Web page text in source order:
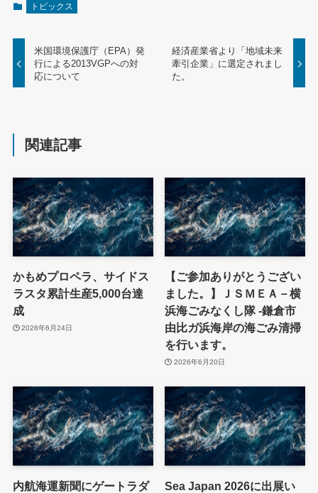
トピックス
米国環境保護庁（EPA）発
行による2013VGPへの対
応について
経済産業省より「地域未来
牽引企業」に選定されまし
た。
関連記事
かもめプロペラ、サイドス
ラスタ累計生産5,000台達
成
2026年6月24日
【ご参加ありがとうござい
ました。】ＪＳＭＥＡ－横
浜海ごみなくし隊 -鎌倉市
由比ガ浜海岸の海ごみ清掃
を行います。
2026年6月20日
内航海運新聞にゲートラダ
Sea Japan 2026に出展い